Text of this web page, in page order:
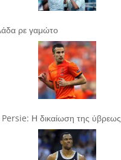
ρε γαμώτο
Η δικαίωση της ύβρεως